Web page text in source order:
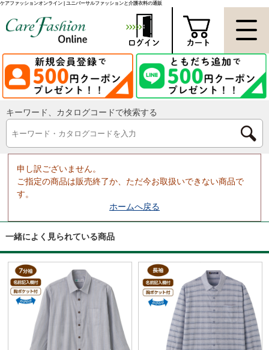
ケアファッションオンライン | ユニバーサルファッションと介護衣料の通販
キーワード、カタログコードで検索する
申し訳ございません。
ご指定の商品は販売終了か、ただ今お取扱いできない商品で
す。
ホームへ戻る
一緒によく見られている商品